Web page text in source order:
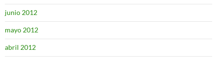
junio 2012
mayo 2012
abril 2012